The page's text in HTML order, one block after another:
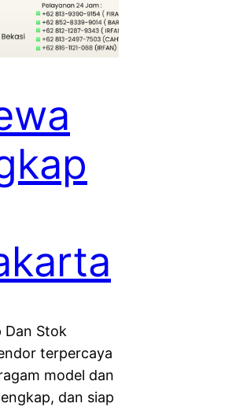
Dan Stok
terpercaya
model dan
dan siap